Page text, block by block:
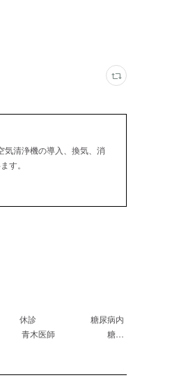
気清浄機の導入、換気、消
す。
診 糖尿病内
青木医師 糖…